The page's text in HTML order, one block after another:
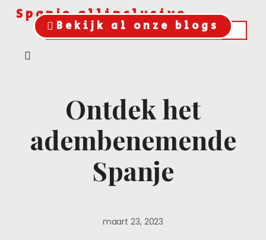
Spanje allinclusive
Bekijk al onze blogs
Ontdek het
adembenemende
Spanje
maart 23, 2023